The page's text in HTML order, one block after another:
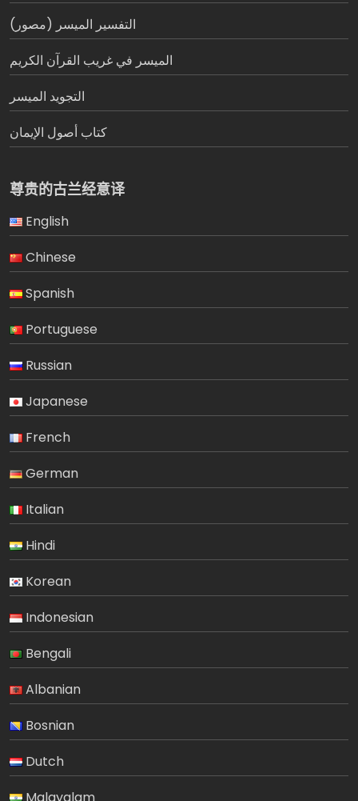
التفسير الميسر (مصور)
الميسر في غريب القرآن الكريم
التجويد الميسر
كتاب أصول الإيمان
尊贵的古兰经意译
English
Chinese
Spanish
Portuguese
Russian
Japanese
French
German
Italian
Hindi
Korean
Indonesian
Bengali
Albanian
Bosnian
Dutch
Malayalam